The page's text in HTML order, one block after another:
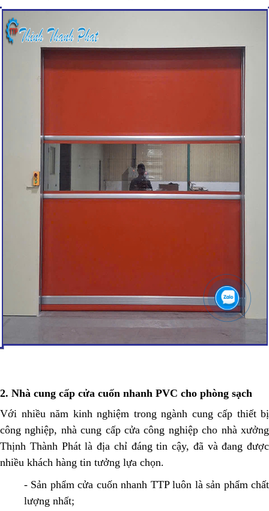
2. Nhà cung cấp cửa cuốn nhanh PVC cho phòng sạch
Với nhiều năm kinh nghiệm trong ngành cung cấp thiết bị
công nghiệp, nhà cung cấp cửa công nghiệp cho nhà xưởng
Thịnh Thành Phát là địa chỉ đáng tin cậy, đã và đang được
nhiều khách hàng tin tưởng lựa chọn.
- Sản phẩm cửa cuốn nhanh TTP luôn là sản phẩm chất
lượng nhất;